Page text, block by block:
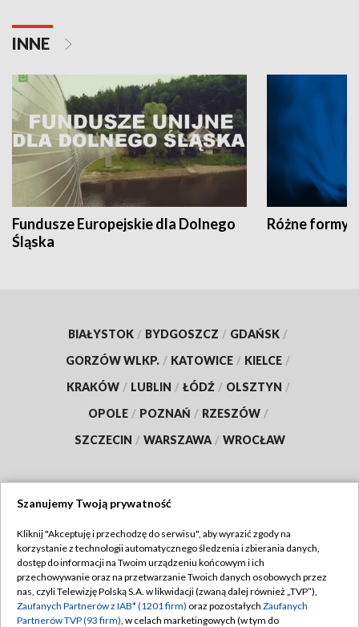
INNE
Fundusze Europejskie dla Dolnego
Śląska
Różne formy
BIAŁYSTOK / BYDGOSZCZ / GDAŃSK /
GORZÓW WLKP. / KATOWICE / KIELCE /
KRAKÓW / LUBLIN / ŁÓDŹ / OLSZTYN /
OPOLE / POZNAŃ / RZESZÓW /
SZCZECIN / WARSZAWA / WROCŁAW
TVP
Abonament TVP
Emisja w TVP
Regulamin TVP
Polityka prywatności
Szanujemy Twoją prywatność
Kliknij "Akceptuję i przechodzę do serwisu", aby wyrazić zgody na
korzystanie z technologii automatycznego śledzenia i zbierania danych,
dostęp do informacji na Twoim urządzeniu końcowym i ich
przechowywanie oraz na przetwarzanie Twoich danych osobowych przez
nas, czyli Telewizję Polską S.A. w likwidacji (zwaną dalej również „TVP”),
Zaufanych Partnerów z IAB* (1201 firm) oraz pozostałych Zaufanych
Partnerów TVP (93 firm), w celach marketingowych (w tym do